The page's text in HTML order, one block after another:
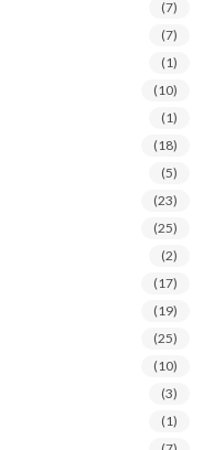
(7)
(7)
(1)
(10)
(1)
(18)
(5)
(23)
(25)
(2)
(17)
(19)
(25)
(10)
(3)
(1)